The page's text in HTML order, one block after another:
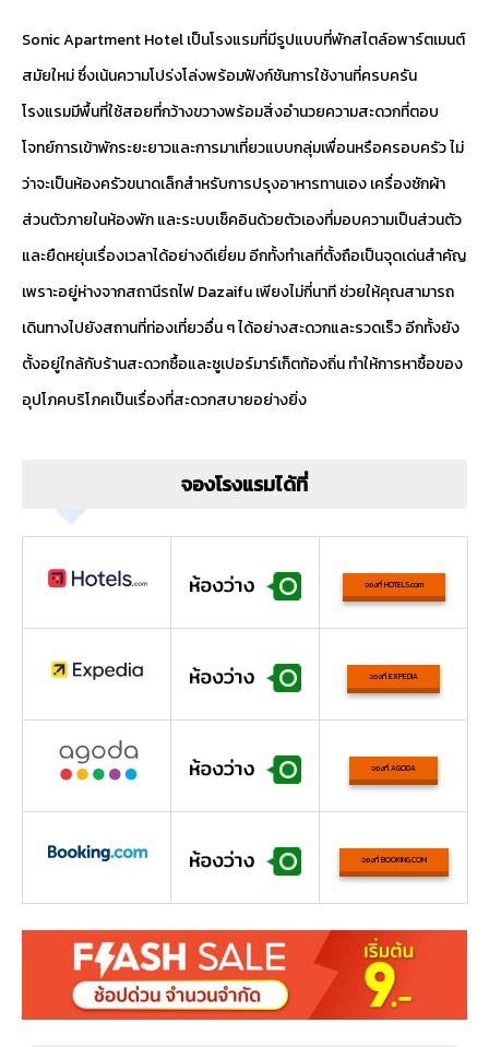
Sonic Apartment Hotel เป็นโรงแรมที่มีรูปแบบที่พักสไตล์อพาร์ตเมนต์
สมัยใหม่ ซึ่งเน้นความโปร่งโล่งพร้อมฟังก์ชันการใช้งานที่ครบครัน
โรงแรมมีพื้นที่ใช้สอยที่กว้างขวางพร้อมสิ่งอำนวยความสะดวกที่ตอบ
โจทย์การเข้าพักระยะยาวและการมาเที่ยวแบบกลุ่มเพื่อนหรือครอบครัว ไม่
ว่าจะเป็นห้องครัวขนาดเล็กสำหรับการปรุงอาหารทานเอง เครื่องซักผ้า
ส่วนตัวภายในห้องพัก และระบบเช็คอินด้วยตัวเองที่มอบความเป็นส่วนตัว
และยืดหยุ่นเรื่องเวลาได้อย่างดีเยี่ยม อีกทั้งทำเลที่ตั้งถือเป็นจุดเด่นสำคัญ
เพราะอยู่ห่างจากสถานีรถไฟ Dazaifu เพียงไม่กี่นาที ช่วยให้คุณสามารถ
เดินทางไปยังสถานที่ท่องเที่ยวอื่น ๆ ได้อย่างสะดวกและรวดเร็ว อีกทั้งยัง
ตั้งอยู่ใกล้กับร้านสะดวกซื้อและซูเปอร์มาร์เก็ตท้องถิ่น ทำให้การหาซื้อของ
อุปโภคบริโภคเป็นเรื่องที่สะดวกสบายอย่างยิ่ง
จองโรงแรมได้ที่
จองที่ HOTELS.com
จองที่ EXPEDIA
จองที่ AGODA
จองที่ BOOKING.COM